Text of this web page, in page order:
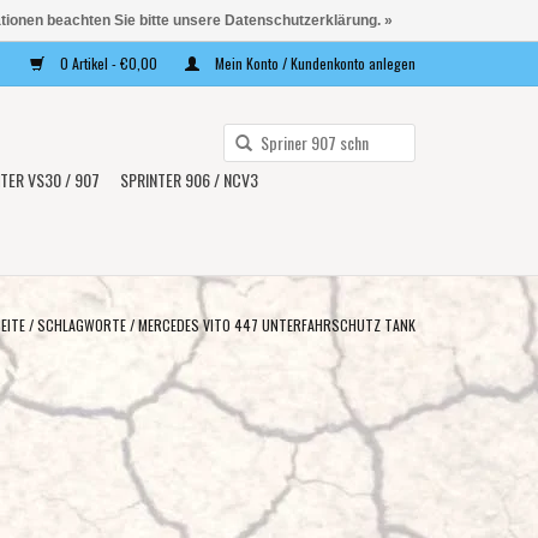
0 Artikel - €0,00 Mein Konto / Kundenkonto anlegen
unten,
verfügbare
die
VS30 / 907
SPRINTER 906 / NCV3
/SCHLAGWORTE/MERCEDES VITO 447 UNTERFAHRSCHUTZ TANK
beachten Sie bitte unsere Datenschutzerklärung. »